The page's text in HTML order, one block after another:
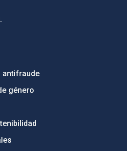
antifraude
género